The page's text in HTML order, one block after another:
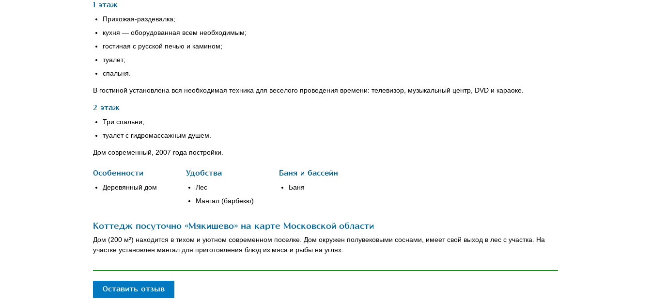
1 этаж
Прихожая-раздевалка;
кухня — оборудованная всем необходимым;
гостиная с русской печью и камином;
туалет;
спальня.
В гостиной установлена вся необходимая техника для веселого проведения времени: телевизор, музыкальный центр, DVD и караоке.
2 этаж
Три спальни;
туалет с гидромассажным душем.
Дом современный, 2007 года постройки.
Особенности
Деревянный дом
Удобства
Лес
Мангал (барбекю)
Баня и бассейн
Баня
Коттедж посуточно «Мякишево» на карте Московской области
Дом (200 м²) находится в тихом и уютном современном поселке. Дом окружен полувековыми соснами, имеет свой выход в лес с участка. На
участке установлен мангал для приготовления блюд из мяса и рыбы на углях.
Оставить отзыв